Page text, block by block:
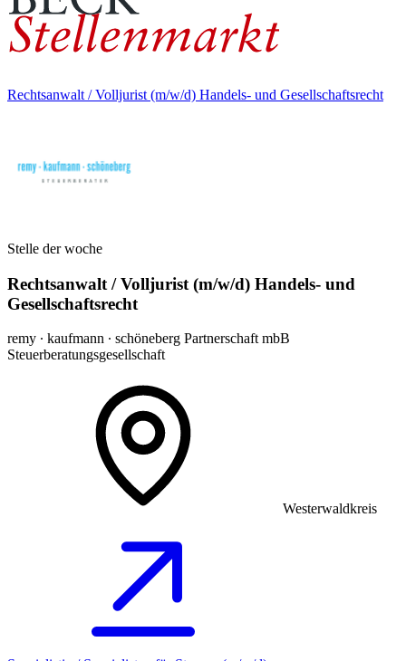
Rechtsanwalt / Volljurist (m/w/d) Handels- und Gesellschaftsrecht
Stelle der woche
Rechtsanwalt / Volljurist (m/w/d) Handels- und
Gesellschaftsrecht
remy ∙ kaufmann ∙ schöneberg Partnerschaft mbB
Steuerberatungsgesellschaft
Westerwaldkreis